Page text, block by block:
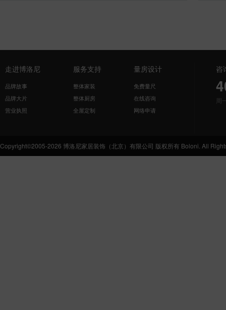
走进博洛尼
品牌故事
品牌大片
营业执照
服务支持
整体家装
整体厨房
全屋定制
量房设计
免费量尺
在线咨询
网络申请
咨
周
Copyright©2005-2026 博洛尼家居装饰（北京）有限公司 版权所有 Boloni. All